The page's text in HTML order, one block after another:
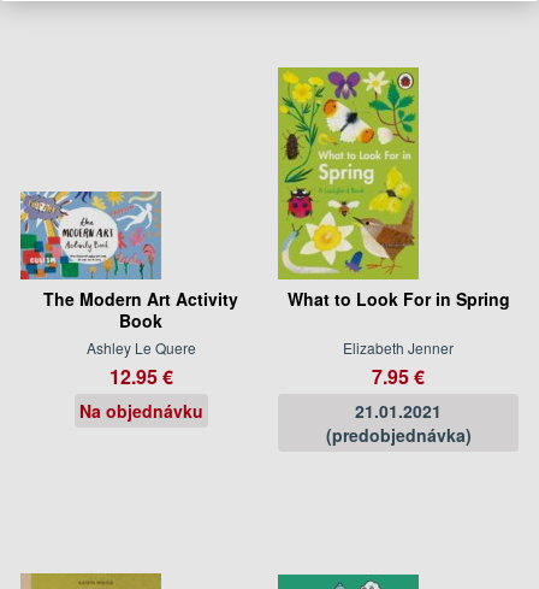
The Modern Art Activity
Book
Ashley Le Quere
12.95 €
Na objednávku
What to Look For in Spring
Elizabeth Jenner
7.95 €
21.01.2021
(predobjednávka)